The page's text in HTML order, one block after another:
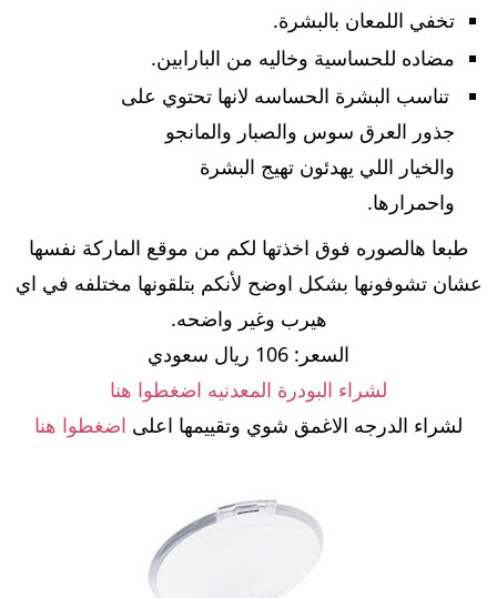
تخفي اللمعان بالبشرة.
مضاده للحساسية وخاليه من البارابين.
تناسب البشرة الحساسه لانها تحتوي على
جذور العرق سوس والصبار والمانجو
والخيار اللي يهدئون تهيج البشرة
واحمرارها.
طبعا هالصوره فوق اخذتها لكم من موقع الماركة نفسها
عشان تشوفونها بشكل اوضح لأنكم بتلقونها مختلفه في اي
هيرب وغير واضحه.
السعر: 106 ريال سعودي
لشراء البودرة المعدنيه اضغطوا هنا
لشراء الدرجه الاغمق شوي وتقييمها اعلى اضغطوا هنا